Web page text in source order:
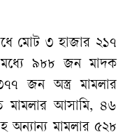
মোট ৩ হাজার ২১৭
মধ্যে ৯৮৮ জন মাদক
জন অস্ত্র মামলার
মামলার আসামি, ৪৬
অন্যান্য মামলার ৫২৮